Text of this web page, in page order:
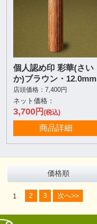
個人認め印 彩華(さい
か)ブラウン・12.0mm
店頭価格：7,400円
ネット価格：
3,700円(税込)
商品詳細
価格順
1 2 3 次へ>>